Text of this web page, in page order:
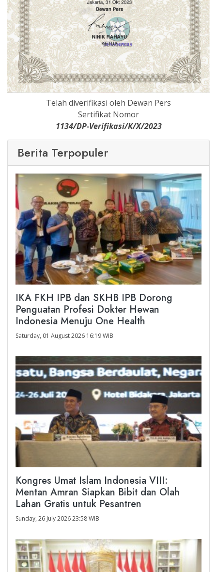
Telah diverifikasi oleh Dewan Pers
Sertifikat Nomor
1134/DP-Verifikasi/K/X/2023
Berita Terpopuler
IKA FKH IPB dan SKHB IPB Dorong
Penguatan Profesi Dokter Hewan
Indonesia Menuju One Health
Saturday, 01 August 2026 16:19 WIB
Kongres Umat Islam Indonesia VIII:
Mentan Amran Siapkan Bibit dan Olah
Lahan Gratis untuk Pesantren
Sunday, 26 July 2026 23:58 WIB